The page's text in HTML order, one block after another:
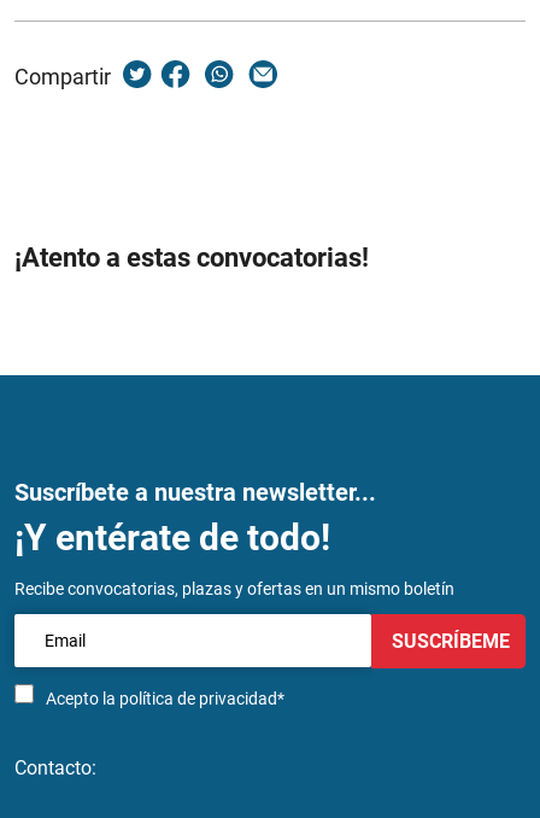
Compartir
¡Atento a estas convocatorias!
Suscríbete a nuestra newsletter...
¡Y entérate de todo!
Recibe convocatorias, plazas y ofertas en un mismo boletín
Acepto la política de privacidad*
SUSCRÍBEME
Contacto: